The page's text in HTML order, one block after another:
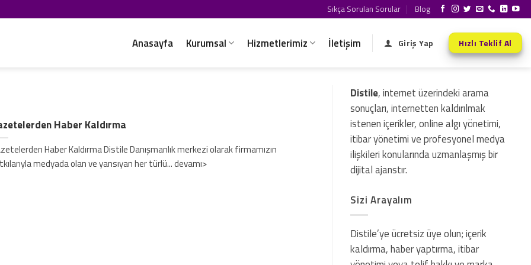
Sıkça Sorulan Sorular Blog
Anasayfa Kurumsal Hizmetlerimiz İletişim Giriş Yap Hızlı Teklif Al
Haber Kaldırma
Haber Kaldırma Distile Danışmanlık merkezi olarak firmamızın
medyada olan ve yansıyan her türlü... devamı>
Distile, internet üzerindeki arama
sonuçları, internetten kaldırılmak
istenen içerikler, online algı yönetimi,
itibar yönetimi ve profesyonel medya
ilişkileri konularında uzmanlaşmış bir
dijital ajanstır.
Sizi Arayalım
Distile’ye ücretsiz üye olun; içerik
kaldırma, haber yaptırma, itibar